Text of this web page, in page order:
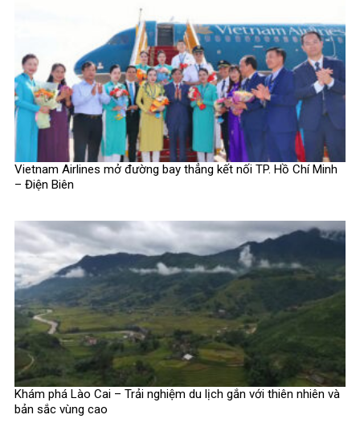
Vietnam Airlines mở đường bay thẳng kết nối TP. Hồ Chí Minh
– Điện Biên
Khám phá Lào Cai – Trải nghiệm du lịch gắn với thiên nhiên và
bản sắc vùng cao